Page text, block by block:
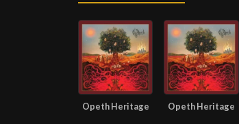
Opeth Heritage Opeth Heritage